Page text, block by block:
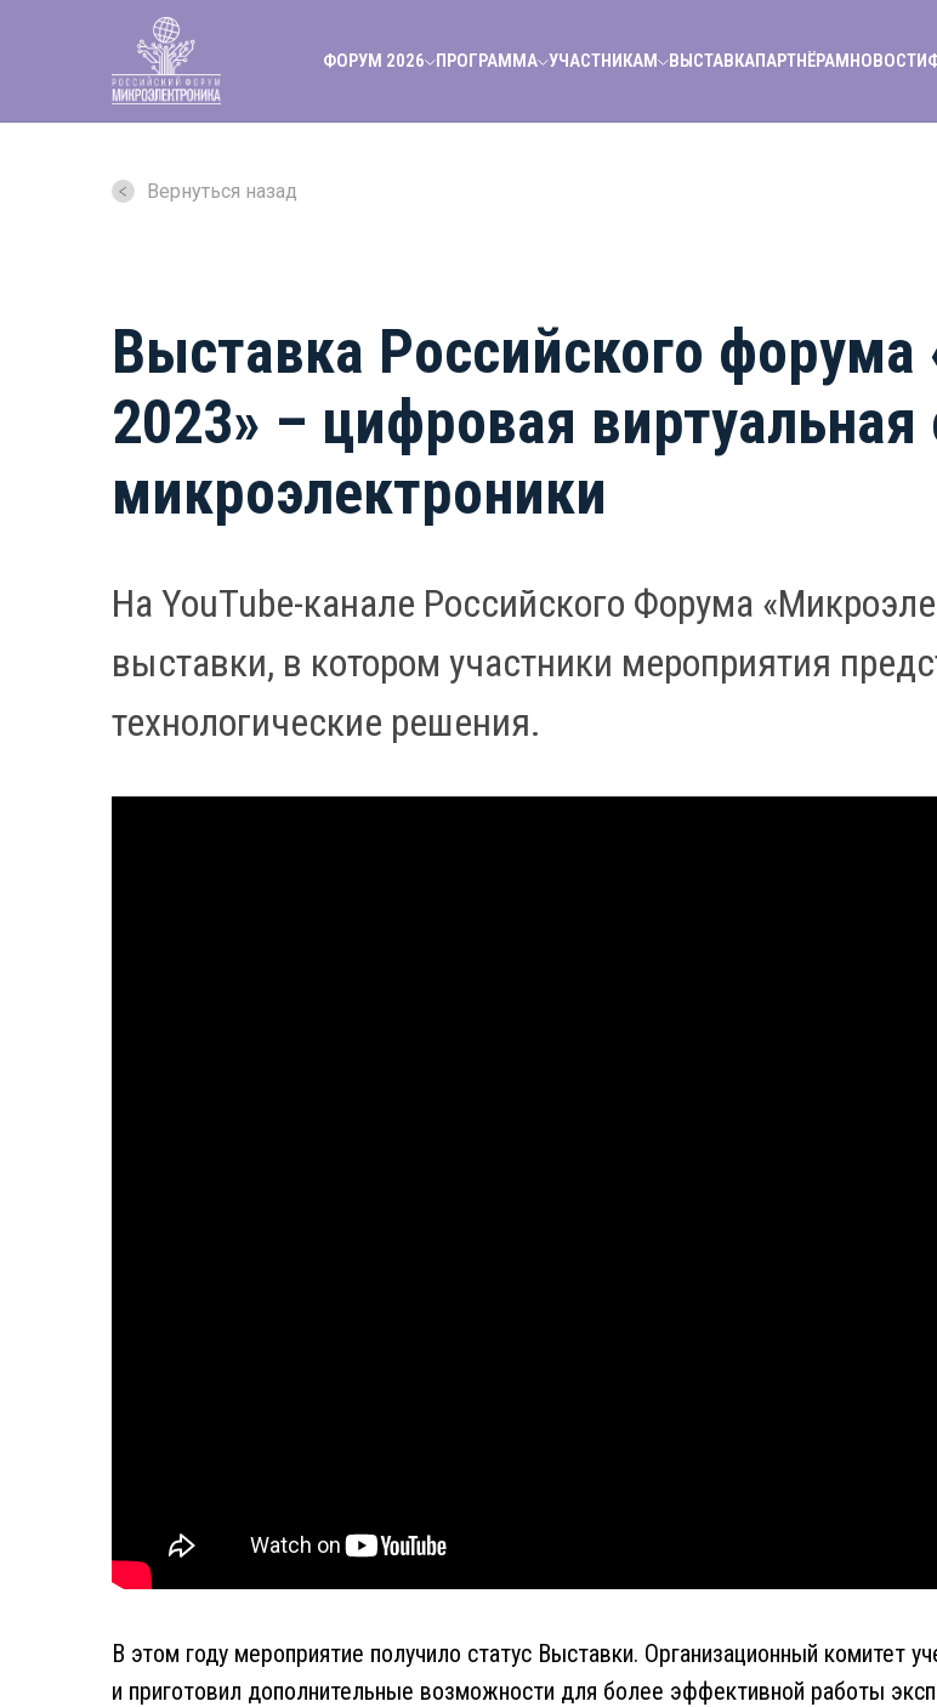
ФОРУМ 2026 ПРОГРАММА УЧАСТНИКАМ ВЫСТАВКАПАРТНЁРАМНОВОСТИ
Вернуться назад
Выставка Российского
2023» – цифровая виртуальная
микроэлектроники
На YouTube-канале Российского Форума
выставки, в котором участники мероприятия
технологические решения.
В этом году мероприятие получило статус Выставки. Организационный
и приготовил дополнительные возможности для более эффективной работы